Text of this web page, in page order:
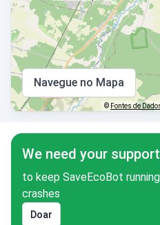
Navegue no Mapa
© Fontes de
We need your support
to keep SaveEcoBot
crashes
Doar